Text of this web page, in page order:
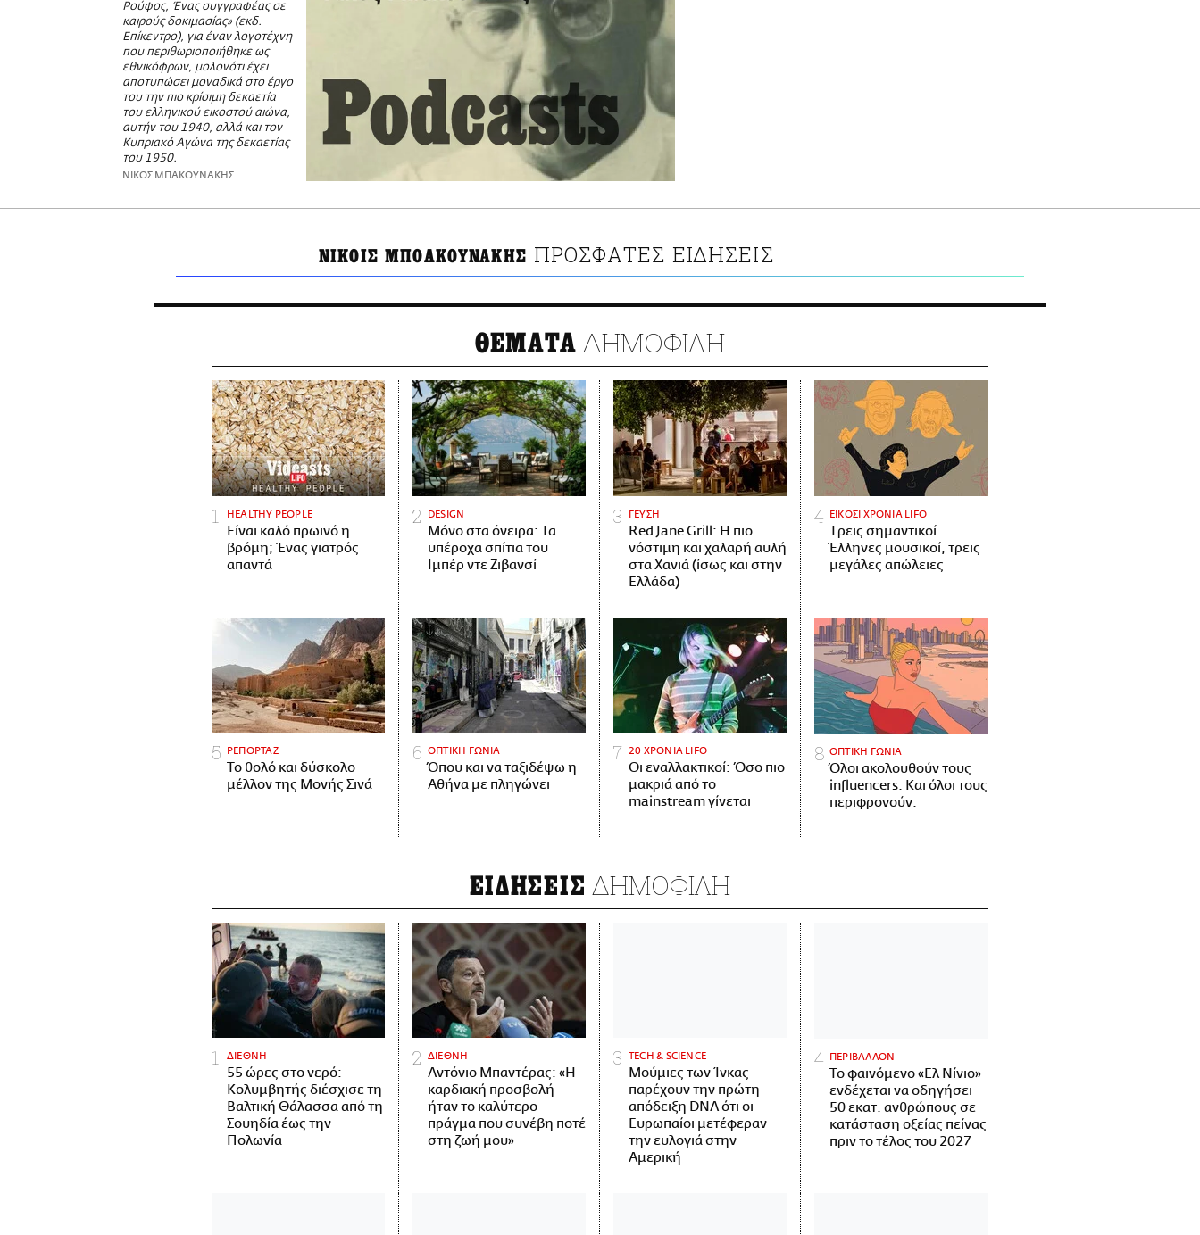
Ρούφος, Ένας συγγραφέας σε
καιρούς δοκιμασίας» (εκδ.
Επίκεντρο), για έναν λογοτέχνη
που περιθωριοποιήθηκε ως
εθνικόφρων, μολονότι έχει
αποτυπώσει μοναδικά στο έργο
του την πιο κρίσιμη δεκαετία
του ελληνικού εικοστού αιώνα,
αυτήν του 1940, αλλά και τον
Κυπριακό Αγώνα της δεκαετίας
του 1950.
ΝΙΚΟΣ ΜΠΑΚΟΥΝΑΚΗΣ
ΝΙΚΟΙΣ ΜΠΟΑΚΟΥΝΑΚΗΣ ΠΡΟΣΦΑΤΕΣ ΕΙΔΗΣΕΙΣ
ΘΕΜΑΤΑ ΔΗΜΟΦΙΛΗ
HEALTHY PEOPLE
Είναι καλό πρωινό η
βρόμη; Ένας γιατρός
απαντά
DESIGN
Μόνο στα όνειρα: Τα
υπέροχα σπίτια του
Ιμπέρ ντε Ζιβανσί
ΓΕΥΣΗ
Red Jane Grill: Η πιο
νόστιμη και χαλαρή αυλή
στα Χανιά (ίσως και στην
Ελλάδα)
ΕΙΚΟΣΙ ΧΡΟΝΙΑ LIFO
Tρεις σημαντικοί
Έλληνες μουσικοί, τρεις
μεγάλες απώλειες
ΡΕΠΟΡΤΑΖ
Το θολό και δύσκολο
μέλλον της Μονής Σινά
ΟΠΤΙΚΗ ΓΩΝΙΑ
Όπου και να ταξιδέψω η
Αθήνα με πληγώνει
20 ΧΡΟΝΙΑ LIFO
Οι εναλλακτικοί: Όσο πιο
μακριά από το
mainstream γίνεται
ΟΠΤΙΚΗ ΓΩΝΙΑ
Όλοι ακολουθούν τους
influencers. Και όλοι τους
περιφρονούν.
ΕΙΔΗΣΕΙΣ ΔΗΜΟΦΙΛΗ
ΔΙΕΘΝΗ
55 ώρες στο νερό:
Κολυμβητής διέσχισε τη
Βαλτική Θάλασσα από τη
Σουηδία έως την
Πολωνία
ΔΙΕΘΝΗ
Αντόνιο Μπαντέρας: «Η
καρδιακή προσβολή
ήταν το καλύτερο
πράγμα που συνέβη ποτέ
στη ζωή μου»
ΤECH & SCIENCE
Μούμιες των Ίνκας
παρέχουν την πρώτη
απόδειξη DNA ότι οι
Ευρωπαίοι μετέφεραν
την ευλογιά στην
Αμερική
ΠΕΡΙΒΑΛΛΟΝ
Το φαινόμενο «Ελ Νίνιο»
ενδέχεται να οδηγήσει
50 εκατ. ανθρώπους σε
κατάσταση οξείας πείνας
πριν το τέλος του 2027